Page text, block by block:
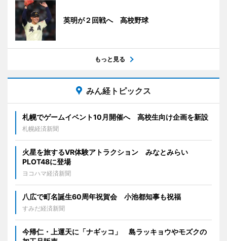
英明が２回戦へ 高校野球
もっと見る
みん経トピックス
札幌でゲームイベント10月開催へ 高校生向け企画を新設
札幌経済新聞
火星を旅するVR体験アトラクション みなとみらい
PLOT48に登場
ヨコハマ経済新聞
八広で町名誕生60周年祝賀会 小池都知事も祝福
すみだ経済新聞
今帰仁・上運天に「ナギッコ」 島ラッキョウやモズクの